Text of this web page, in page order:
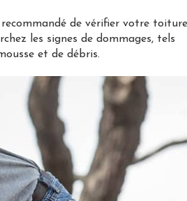
de vérifier votre
les signes de dommages, tels
et de débris.